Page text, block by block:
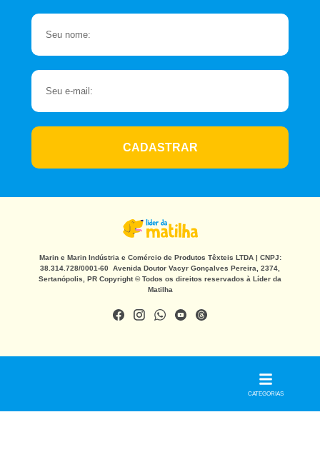
CADASTRAR
Marin e Marin Indústria e Comércio de Produtos Têxteis LTDA | CNPJ:
38.314.728/0001-60 Avenida Doutor Vacyr Gonçalves Pereira, 2374,
Sertanópolis, PR Copyright © Todos os direitos reservados à Líder da
Matilha
CATEGORIAS